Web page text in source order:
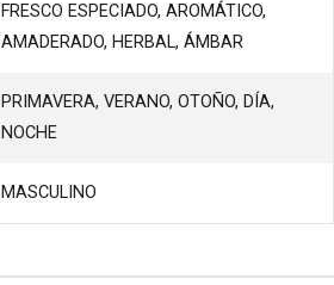
FRESCO ESPECIADO, AROMÁTICO,
AMADERADO, HERBAL, ÁMBAR
PRIMAVERA, VERANO, OTOÑO, DÍA,
NOCHE
MASCULINO